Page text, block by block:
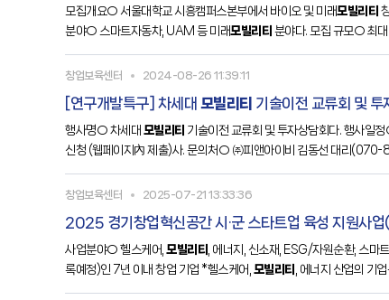
모집개요○ 서울대학교 시흥캠퍼스본부에서 바이오 및 미래모빌리티
분야○ 스마트자동차, UAM 등 미래모빌리티 분야다. 모집 규모○ 최
창업보육센터 2024-08-26 11:39:11
[연구개발특구] 차세대 모빌리티 기술이전 교류회 및
행사명○ 차세대 모빌리티 기술이전 교류회 및 투자상담회다. 행사
신청 (웹페이지內 제출)사. 문의처○ ㈜피앤아이비 김동선 대
창업보육센터 2025-07-21 13:33:36
2025 경기창업혁신공간 시·군 스타트업 육성 지원사
사업분야○ 헬스케어, 모빌리티 , 에너지, 신소재, ESG/자원순환, 스
록예정)인 7년 이내 창업 기업 *헬스케어, 모빌리티 , 에너지 산업의